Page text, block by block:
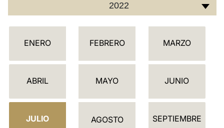
2022
C
L
D
ENERO FEBRERO MARZO
ABRIL MAYO JUNIO
JULIO AGOSTO SEPTIEMBRE